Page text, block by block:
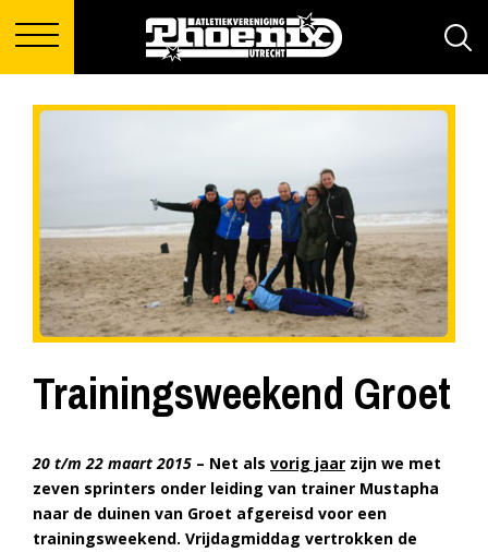
Trainingsweekend Groet
20 t/m 22 maart 2015 – Net als vorig jaar zijn we met
zeven sprinters onder leiding van trainer Mustapha
naar de duinen van Groet afgereisd voor een
trainingsweekend. Vrijdagmiddag vertrokken de